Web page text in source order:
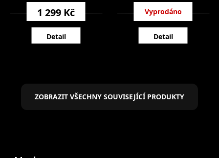
1 299 Kč
Detail
699 Kč
Detail
ZOBRAZIT VŠECHNY SOUVISEJÍCÍ PRODUKTY